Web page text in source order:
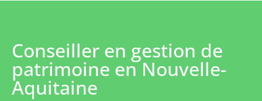
Conseiller en gestion de
patrimoine en Nouvelle-
Aquitaine